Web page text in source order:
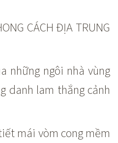
CÁCH ĐỊA TRUNG
những ngôi nhà vùng
danh lam thắng cảnh
mái vòm cong mềm